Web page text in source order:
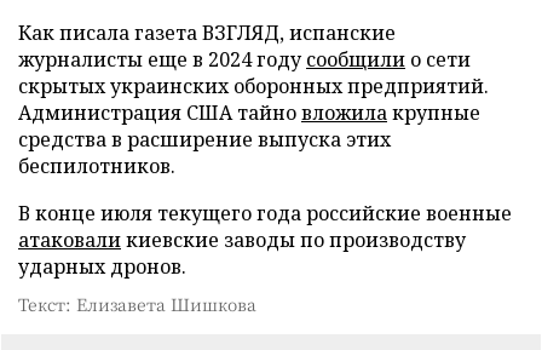
Как писала газета ВЗГЛЯД, испанские
журналисты еще в 2024 годусообщили о сети
скрытых украинских оборонных предприятий.
Администрация США тайновложилакрупные
средства в расширение выпуска этих
беспилотников.
В конце июля текущего года российские военные
атаковаликиевские заводы по производству
ударных дронов.
Текст: Елизавета Шишкова